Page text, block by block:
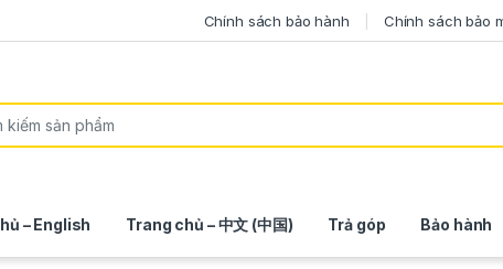
Chính sách bảo hành Chính sách bảo
– English Trang chủ – 中文 (中国) Trả góp Bảo hành